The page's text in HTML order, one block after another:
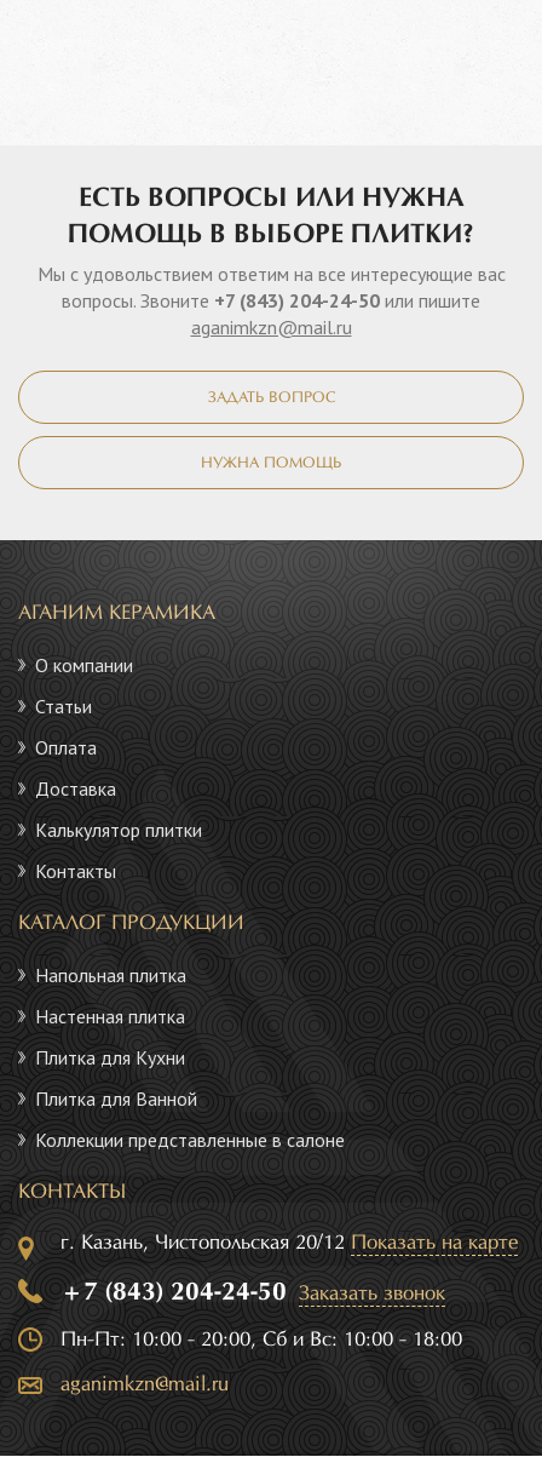
ЕСТЬ ВОПРОСЫ ИЛИ НУЖНА
ПОМОЩЬ В ВЫБОРЕ ПЛИТКИ?
Мы с удовольствием ответим на все интересующие вас
вопросы. Звоните +7 (843) 204-24-50 или пишите
aganimkzn@mail.ru
ЗАДАТЬ ВОПРОС
НУЖНА ПОМОЩЬ
АГАНИМ КЕРАМИКА
О компании
Статьи
Оплата
Доставка
Калькулятор плитки
Контакты
КАТАЛОГ ПРОДУКЦИИ
Напольная плитка
Настенная плитка
Плитка для Кухни
Плитка для Ванной
Коллекции представленные в салоне
КОНТАКТЫ
г. Казань, Чистопольская 20/12 Показать на карте
+7 (843) 204-24-50 Заказать звонок
Пн-Пт: 10:00 - 20:00, Сб и Вс: 10:00 - 18:00
aganimkzn@mail.ru